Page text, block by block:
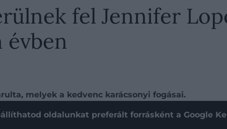
fel Jennifer
évben
melyek a kedvenc karácsonyi fogásai.
oldalunkat preferált forrásként a Google